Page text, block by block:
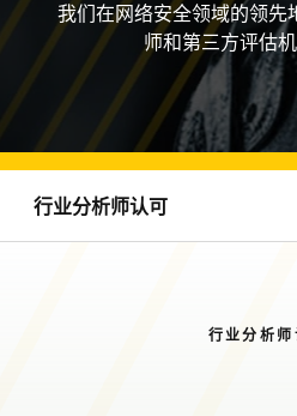
我们在网络安全领域的领先
师和第三方评估机
行业分析师认可
行业分析师